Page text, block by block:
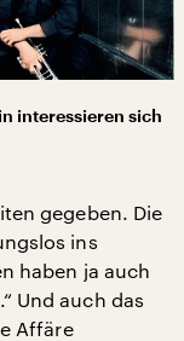
interessieren sich
gegeben. Die
ins
haben ja auch
Und auch das
Affäre